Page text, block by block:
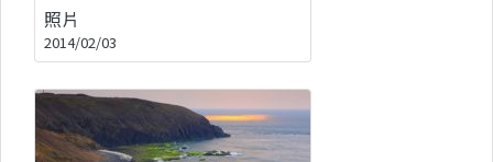
照片
2014/02/03